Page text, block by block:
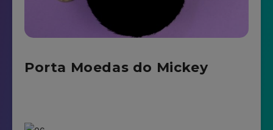
Porta Moedas do Mickey